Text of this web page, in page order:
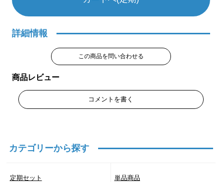
詳細情報
この商品を問い合わせる
商品レビュー
コメントを書く
カテゴリーから探す
定期セット 単品商品